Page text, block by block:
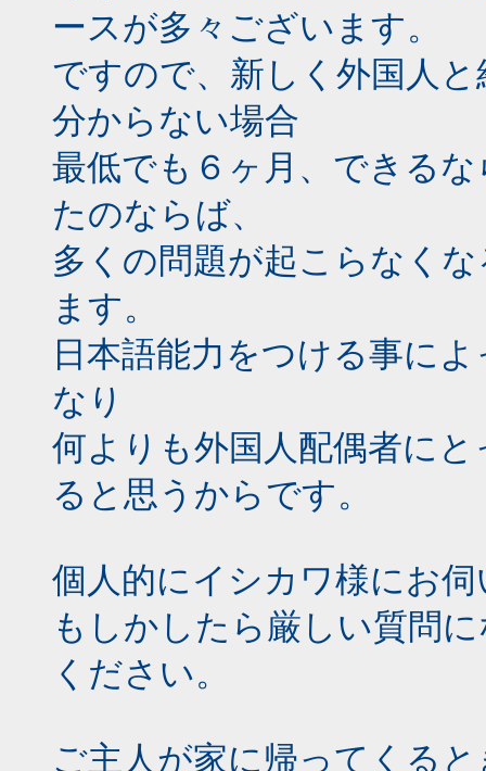
ースが多々ございます。
ですので、新しく外国人
分からない場合
最低でも６ヶ月、できる
たのならば、
多くの問題が起こらなく
ます。
日本語能力をつける事に
なり
何よりも外国人配偶者に
ると思うからです。
個人的にイシカワ様にお
もしかしたら厳しい質問
ください。
ご主人が家に帰ってくる